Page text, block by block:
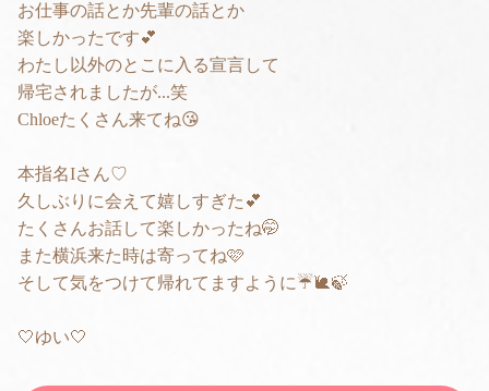
お仕事の話とか先輩の話とか
楽しかったです💕
わたし以外のとこに入る宣言して
帰宅されましたが...笑
Chloeたくさん来てね😘
本指名Iさん♡
久しぶりに会えて嬉しすぎた💕
たくさんお話して楽しかったね🤭
また横浜来た時は寄ってね🩷
そして気をつけて帰れてますように☔️🐌🍃
🤍ゆい🤍